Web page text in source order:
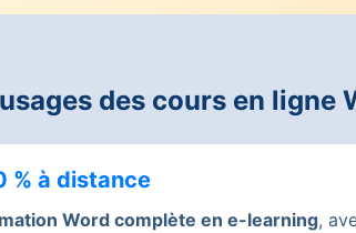
des cours en ligne
% à distance
Word complète en e-learning,